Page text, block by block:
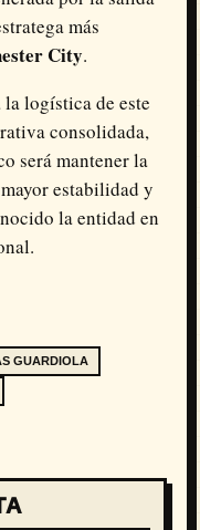
más
City.
logística de este
consolidada,
será mantener la
estabilidad y
la entidad en
GUARDIOLA